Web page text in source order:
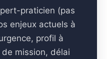
praticien (pas
enjeux actuels à
profil à
mission, délai